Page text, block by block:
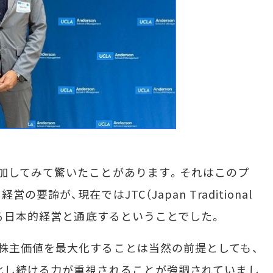
てみて驚いたことがあります。それはこのプ
営の要諦が、現在ではJTC（Japan Traditional
本的経営と通底するということでした。
価値を最大化することは当然の前提としても、
し続ける力が重視されることが強調されていまし